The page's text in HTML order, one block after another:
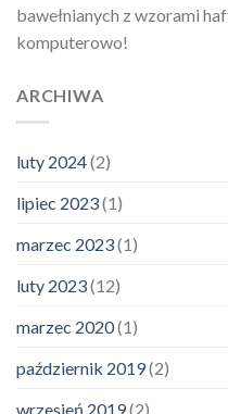
bawełnianych z wzorami
komputerowo!
ARCHIWA
luty 2024(2)
lipiec 2023(1)
marzec 2023(1)
luty 2023(12)
marzec 2020(1)
październik 2019(2)
wrzesień 2019(2)